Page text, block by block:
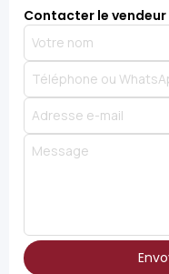
Contacter le vendeur